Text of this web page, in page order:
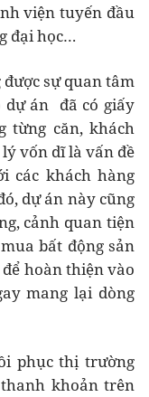
viện tuyến đầu
đại học…
sự quan tâm
dự án đã có giấy
từng căn, khách
vốn dĩ là vấn đề
các khách hàng
dự án này cũng
cảnh quan tiện
bất động sản
hoàn thiện vào
mang lại dòng
phục thị trường
khoản trên